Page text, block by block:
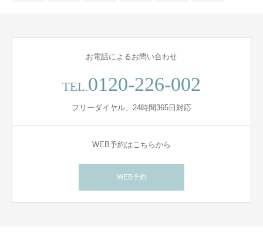
お電話によるお問い合わせ
TEL.0120-226-002
フリーダイヤル、24時間365日対応
WEB予約はこちらから
WEB予約